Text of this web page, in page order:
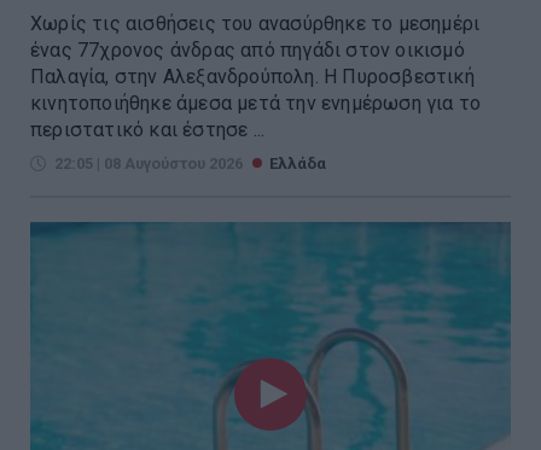
Χωρίς τις αισθήσεις του ανασύρθηκε το μεσημέρι
ένας 77χρονος άνδρας από πηγάδι στον οικισμό
Παλαγία, στην Αλεξανδρούπολη. Η Πυροσβεστική
κινητοποιήθηκε άμεσα μετά την ενημέρωση για το
περιστατικό και έστησε ...
22:05 | 08 Αυγούστου 2026 Ελλάδα